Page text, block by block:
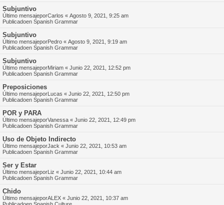
Subjuntivo
Último mensajeporCarlos « Agosto 9, 2021, 9:25 am
Publicadoen Spanish Grammar
Subjuntivo
Último mensajeporPedro « Agosto 9, 2021, 9:19 am
Publicadoen Spanish Grammar
Subjuntivo
Último mensajeporMiriam « Junio 22, 2021, 12:52 pm
Publicadoen Spanish Grammar
Preposiciones
Último mensajeporLucas « Junio 22, 2021, 12:50 pm
Publicadoen Spanish Grammar
POR y PARA
Último mensajeporVanessa « Junio 22, 2021, 12:49 pm
Publicadoen Spanish Grammar
Uso de Objeto Indirecto
Último mensajeporJack « Junio 22, 2021, 10:53 am
Publicadoen Spanish Grammar
Ser y Estar
Último mensajeporLiz « Junio 22, 2021, 10:44 am
Publicadoen Spanish Grammar
Chido
Último mensajeporALEX « Junio 22, 2021, 10:37 am
Publicadoen Spanish Culture